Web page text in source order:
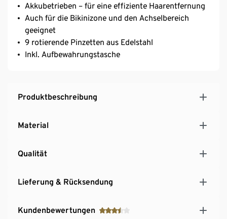
Akkubetrieben – für eine effiziente Haarentfernung
Auch für die Bikinizone und den Achselbereich
geeignet
9 rotierende Pinzetten aus Edelstahl
Inkl. Aufbewahrungstasche
Produktbeschreibung
Material
Qualität
Lieferung & Rücksendung
Kundenbewertungen